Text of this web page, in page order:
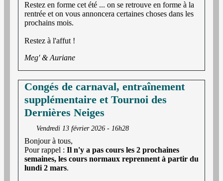
Restez en forme cet été ... on se retrouve en forme à la
rentrée et on vous annoncera certaines choses dans les
prochains mois.
Restez à l'affut !
Meg' & Auriane
Congés de carnaval, entraînement
supplémentaire et Tournoi des
Dernières Neiges
Vendredi 13 février 2026 - 16h28
Bonjour à tous,
Pour rappel : Il n'y a pas cours les 2 prochaines
semaines, les cours normaux reprennent à partir du
lundi 2 mars.